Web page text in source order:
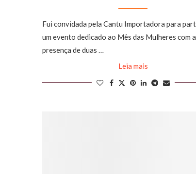
Fui convidada pela Cantu Importadora para
um evento dedicado ao Mês das Mulheres com a
presença de duas …
Leia mais